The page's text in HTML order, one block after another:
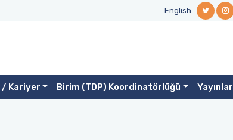
English
/ Kariyer Birim (TDP) Koordinatörlüğü Yayınlar